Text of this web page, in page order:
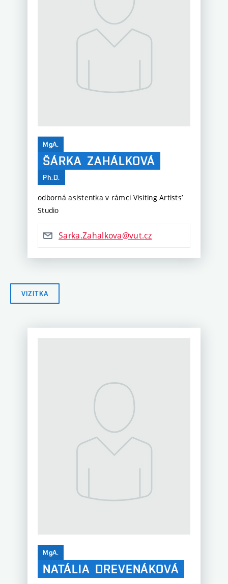
MgA.
ŠÁRKA ZAHÁLKOVÁ
Ph.D.
odborná asistentka v rámci Visiting Artists’
Studio
Sarka.Zahalkova@vut.cz
VIZITKA
MgA.
NATÁLIA DREVENÁKOVÁ